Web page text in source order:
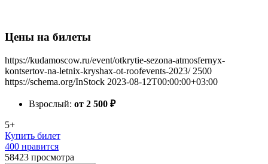
Цены на билеты
https://kudamoscow.ru/event/otkrytie-sezona-atmosfernyx-
kontsertov-na-letnix-kryshax-ot-roofevents-2023/ 2500
https://schema.org/InStock 2023-08-12T00:00:00+03:00
Взрослый: от 2 500 ₽
5+
Купить билет
400 нравится
58423 просмотра